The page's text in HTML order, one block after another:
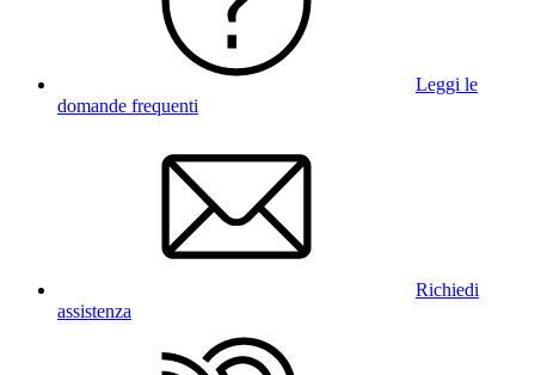
Leggi le
domande frequenti
Richiedi
assistenza